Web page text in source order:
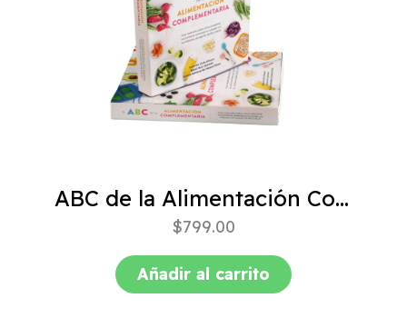
ABC de la Alimentación Complementaria 4ta edición
$799.00
Añadir al carrito